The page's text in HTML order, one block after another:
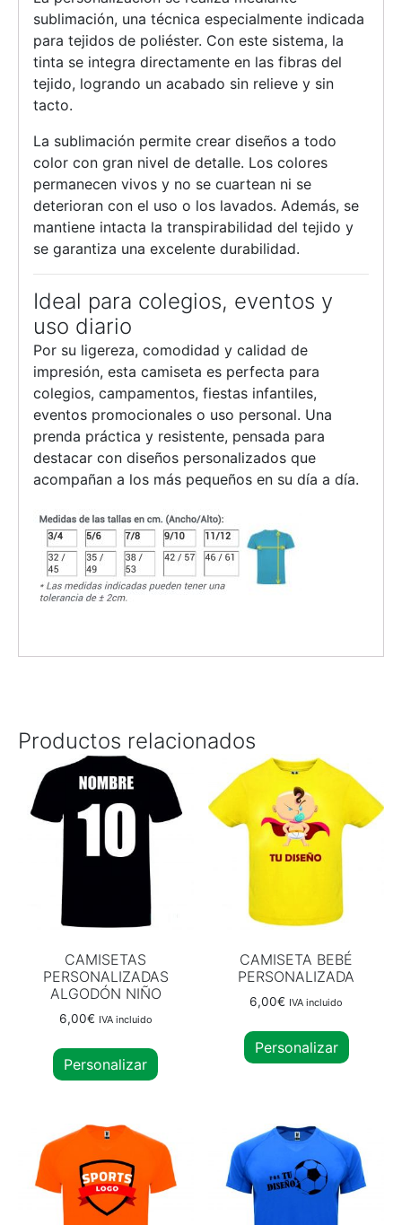
sublimación, una técnica especialmente indicada
para tejidos de poliéster. Con este sistema, la
tinta se integra directamente en las fibras del
tejido, logrando un acabado sin relieve y sin
tacto.
La sublimación permite crear diseños a todo
color con gran nivel de detalle. Los colores
permanecen vivos y no se cuartean ni se
deterioran con el uso o los lavados. Además, se
mantiene intacta la transpirabilidad del tejido y
se garantiza una excelente durabilidad.
Ideal para colegios, eventos y
uso diario
Por su ligereza, comodidad y calidad de
impresión, esta camiseta es perfecta para
colegios, campamentos, fiestas infantiles,
eventos promocionales o uso personal. Una
prenda práctica y resistente, pensada para
destacar con diseños personalizados que
acompañan a los más pequeños en su día a día.
Productos relacionados
CAMISETAS
PERSONALIZADAS
ALGODÓN NIÑO
6,00€ IVA incluido
Personalizar
CAMISETA BEBÉ
PERSONALIZADA
6,00€ IVA incluido
Personalizar